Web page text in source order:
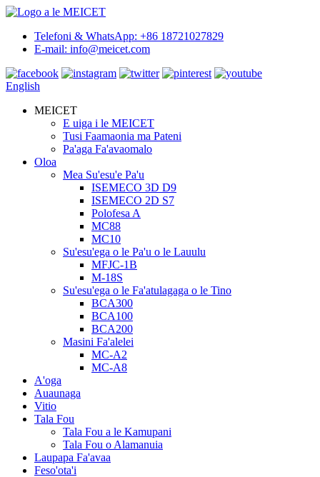
Telefoni & WhatsApp: +86 18721027829
E-mail: info@meicet.com
English
MEICET
E uiga i le MEICET
Tusi Faamaonia ma Pateni
Pa'aga Fa'avaomalo
Oloa
Mea Su'esu'e Pa'u
ISEMECO 3D D9
ISEMECO 2D S7
Polofesa A
MC88
MC10
Su'esu'ega o le Pa'u o le Lauulu
MFJC-1B
M-18S
Su'esu'ega o le Fa'atulagaga o le Tino
BCA300
BCA100
BCA200
Masini Fa'alelei
MC-A2
MC-A8
A'oga
Auaunaga
Vitio
Tala Fou
Tala Fou a le Kamupani
Tala Fou o Alamanuia
Laupapa Fa'avaa
Feso'ota'i